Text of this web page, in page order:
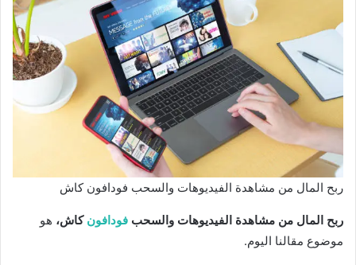
ربح المال من مشاهدة الفيديوهات والسحب فودافون كاش
ربح المال من مشاهدة الفيديوهات والسحب فودافونكاش، هو
موضوع مقالنا اليوم.